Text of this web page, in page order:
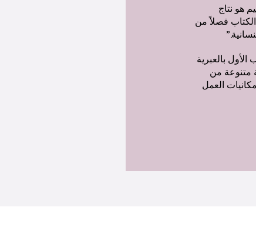
هو نتاج
تجد في الكتاب فصلاً من
الأول بالعبرية
متنوعة من
العمل